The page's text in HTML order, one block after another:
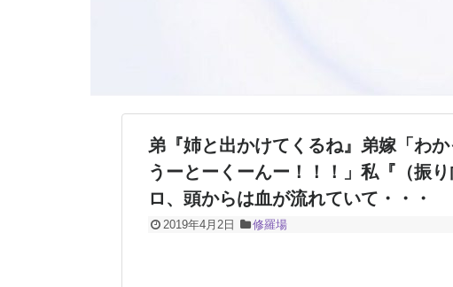
弟『姉と出かけてくるね』弟嫁「わ
うーとーくーんー！！！」私『（振
ロ、頭からは血が流れていて・・・
2019年4月2日 修羅場